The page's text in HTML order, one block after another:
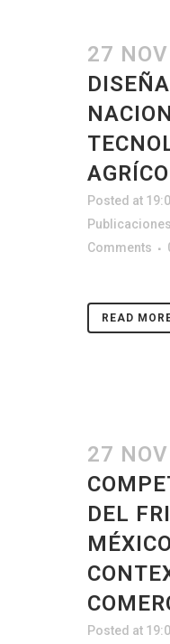
27 NOV
Posted at
Publicaciones
Comments
READ
27 NOV
DEL
Posted at